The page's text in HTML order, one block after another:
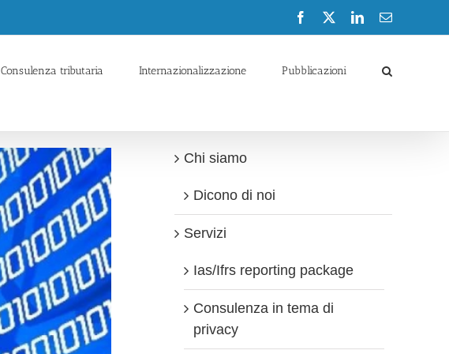
Facebook LinkedInEmail
Consulenza tributaria Internazionalizzazione Pubblicazioni
Chi siamo
Dicono di noi
Servizi
Ias/Ifrs reporting package
Consulenza in tema di
privacy